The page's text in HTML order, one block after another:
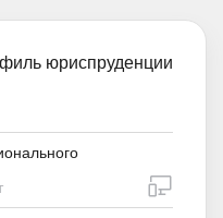
юриспруденции